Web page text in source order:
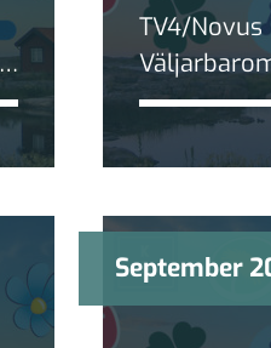
TV4/Novus
2014:
har
September